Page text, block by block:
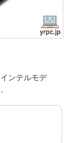
ンテルモデ